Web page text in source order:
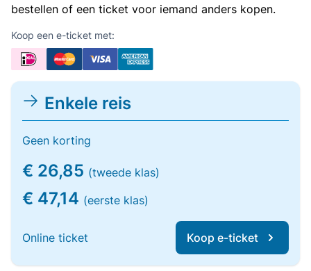
bestellen of een ticket voor iemand anders kopen.
Koop een e-ticket met:
Enkele reis
Geen korting
€ 26,85 (tweede klas)
€ 47,14 (eerste klas)
Online ticket Koop e-ticket